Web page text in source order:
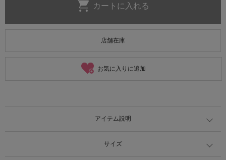
店舗在庫
お気に入りに追加
アイテム説明
サイズ